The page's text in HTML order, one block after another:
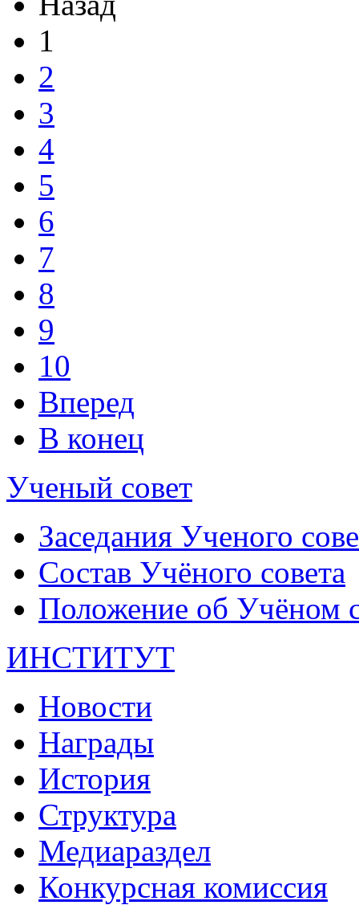
1
2
3
4
5
6
7
8
9
10
Вперед
В конец
Ученый совет
Заседания Ученого
Состав Учёного совета
Положение об Учёном
ИНСТИТУТ
Новости
Награды
История
Структура
Медиараздел
Конкурсная комиссия